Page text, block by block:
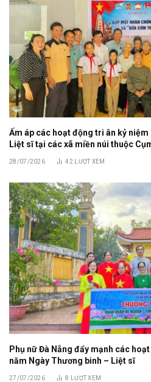
Ấm áp các hoạt động tri ân kỷ
Liệt sĩ tại các xã miền núi thuộc
28/07/2026 42 LƯỢT XEM
Phụ nữ Đà Nẵng đẩy mạnh các
năm Ngày Thương binh – Liệt sĩ
27/07/2026 8 LƯỢT XEM